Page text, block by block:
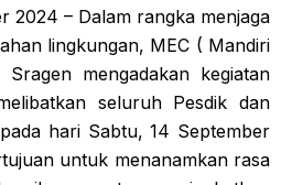
2024 – Dalam rangka menjaga
lingkungan, MEC ( Mandiri
mengadakan kegiatan
seluruh Pesdik dan
hari Sabtu, 14 September
untuk menanamkan rasa